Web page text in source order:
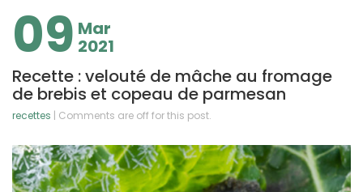
09 Mar
2021
Recette : velouté de mâche au fromage
de brebis et copeau de parmesan
recettes | Comments are off for this post.